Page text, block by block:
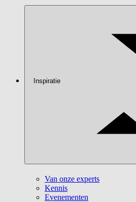
Inspiratie
Van onze experts
Kennis
Evenementen